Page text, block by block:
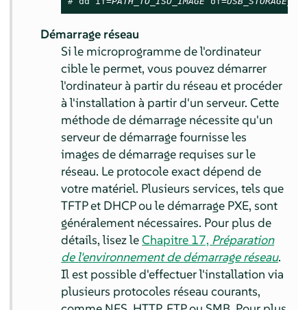
Démarrage réseau
Si le microprogramme de l'ordinateur
cible le permet, vous pouvez démarrer
l'ordinateur à partir du réseau et procéder
à l'installation à partir d'un serveur. Cette
méthode de démarrage nécessite qu'un
serveur de démarrage fournisse les
images de démarrage requises sur le
réseau. Le protocole exact dépend de
votre matériel. Plusieurs services, tels que
TFTP et DHCP ou le démarrage PXE, sont
généralement nécessaires. Pour plus de
détails, lisez leChapitre 17, Préparation
de l'environnement de démarrage réseau.
Il est possible d'effectuer l'installation via
plusieurs protocoles réseau courants,